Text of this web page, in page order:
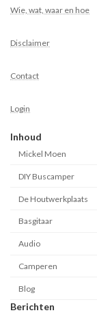
Wie, wat, waar en hoe
Disclaimer
Contact
Login
Inhoud
Mickel Moen
DIY Buscamper
De Houtwerkplaats
Basgitaar
Audio
Camperen
Blog
Berichten